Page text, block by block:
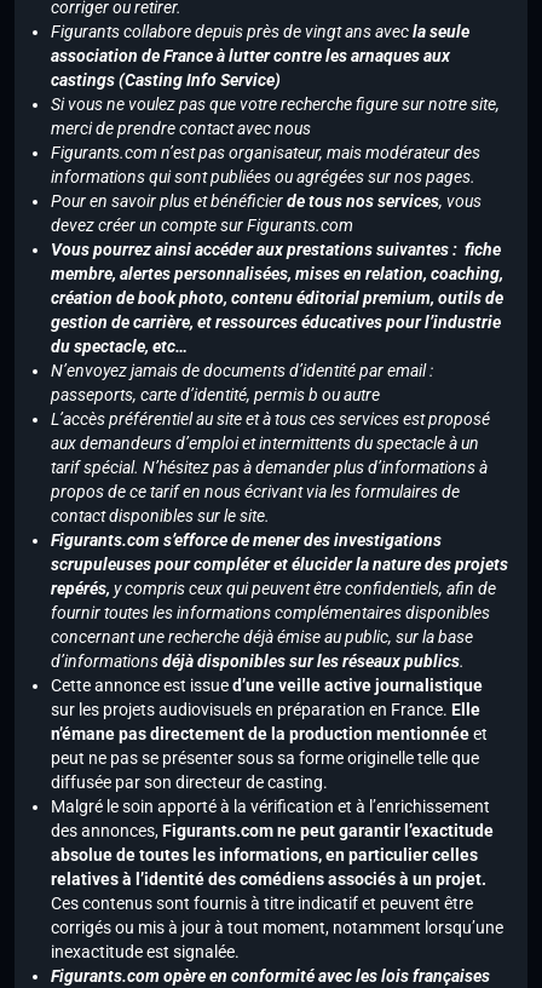
corriger ou retirer.
Figurants collabore depuis près de vingt ans avecla seule
association de France à lutter contre les arnaques aux
castings (Casting Info Service)
Si vous ne voulez pas que votre recherche figure sur notre site,
merci de prendre contact avec nous
Figurants.com n’est pas organisateur, mais modérateur des
informations qui sont publiées ou agrégées sur nos pages.
Pour en savoir plus et bénéficierde tous nos services, vous
devez créer un compte sur Figurants.com
Vous pourrez ainsi accéder aux prestations suivantes : fiche
membre, alertes personnalisées, mises en relation, coaching,
création de book photo, contenu éditorial premium, outils de
gestion de carrière, et ressources éducatives pour l’industrie
du spectacle, etc…
N’envoyez jamais de documents d’identité par email :
passeports, carte d’identité, permis b ou autre
L’accès préférentiel au site et à tous ces services est proposé
aux demandeurs d’emploi et intermittents du spectacle à un
tarif spécial. N’hésitez pas à demander plus d’informations à
propos de ce tarif en nous écrivant via les formulaires de
contact disponibles sur le site.
Figurants.com s’efforce de mener des investigations
scrupuleuses pour compléter et élucider la nature des projets
repérés, y compris ceux qui peuvent être confidentiels, afin de
fournir toutes les informations complémentaires disponibles
concernant une recherche déjà émise au public, sur la base
d’informationsdéjà disponibles sur les réseaux publics.
Cette annonce est issued’une veille active journalistique
sur les projets audiovisuels en préparation en France. Elle
n’émane pas directement de la production mentionnéeet
peut ne pas se présenter sous sa forme originelle telle que
diffusée par son directeur de casting.
Malgré le soin apporté à la vérification et à l’enrichissement
des annonces,Figurants.com ne peut garantir l’exactitude
absolue de toutes les informations, en particulier celles
relatives à l’identité des comédiens associés à un projet.
Ces contenus sont fournis à titre indicatif et peuvent être
corrigés ou mis à jour à tout moment, notamment lorsqu’une
inexactitude est signalée.
Figurants.com opère en conformité avec les lois françaises